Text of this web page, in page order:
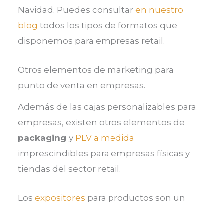
Navidad. Puedes consultaren nuestro
blog todos los tipos de formatos que
disponemos para empresas retail.
Otros elementos de marketing para
punto de venta en empresas.
Además de las cajas personalizables para
empresas, existen otros elementos de
packagingy PLV a medida
imprescindibles para empresas físicas y
tiendas del sector retail.
Losexpositores para productos son un